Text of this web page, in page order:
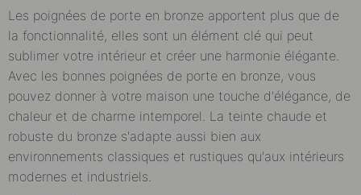
Les poignées de porte en bronze apportent plus que de
la fonctionnalité, elles sont un élément clé qui peut
sublimer votre intérieur et créer une harmonie élégante.
Avec les bonnes poignées de porte en bronze, vous
pouvez donner à votre maison une touche d'élégance, de
chaleur et de charme intemporel. La teinte chaude et
robuste du bronze s'adapte aussi bien aux
environnements classiques et rustiques qu'aux intérieurs
modernes et industriels.